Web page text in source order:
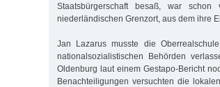
Staatsbürgerschaft besaß, war
niederländischen Grenzort, aus dem ihre
Jan Lazarus musste die
nationalsozialistischen Behörden
Oldenburg laut einem Gestapo-Bericht
Benachteiligungen versuchten die